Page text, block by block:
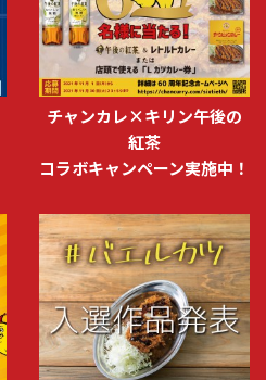
チャンカレ×キリン午後の
紅茶
コラボキャンペーン実施中！